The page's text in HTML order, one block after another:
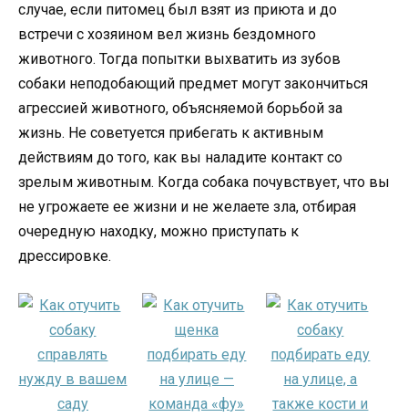
случае, если питомец был взят из приюта и до
встречи с хозяином вел жизнь бездомного
животного. Тогда попытки выхватить из зубов
собаки неподобающий предмет могут закончиться
агрессией животного, объясняемой борьбой за
жизнь. Не советуется прибегать к активным
действиям до того, как вы наладите контакт со
зрелым животным. Когда собака почувствует, что вы
не угрожаете ее жизни и не желаете зла, отбирая
очередную находку, можно приступать к
дрессировке.